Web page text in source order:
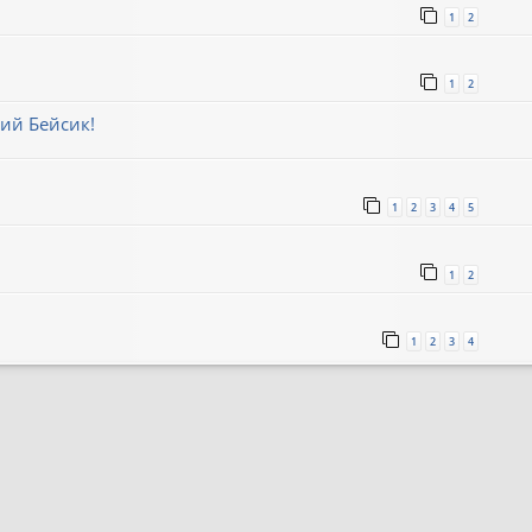
1 2
1 2
Бейсик!
1 2 3 4 5
1 2
1 2 3 4